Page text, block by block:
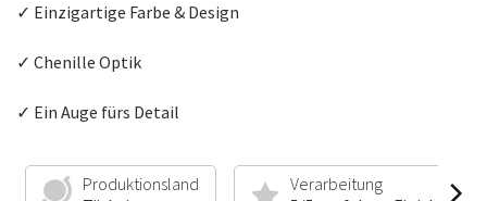
✓ Einzigartige Farbe & Design
✓ Chenille Optik
✓ Ein Auge fürs Detail
Produktionsland
Verarbeitung